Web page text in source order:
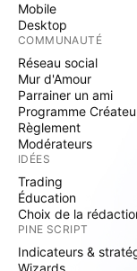
Mobile
Desktop
COMMUNAUTÉ
Réseau social
Mur d'Amour
Parrainer un ami
Programme
Règlement
Modérateurs
IDÉES
Trading
Éducation
Choix de la
PINE SCRIPT
Indicateurs &
Wizards